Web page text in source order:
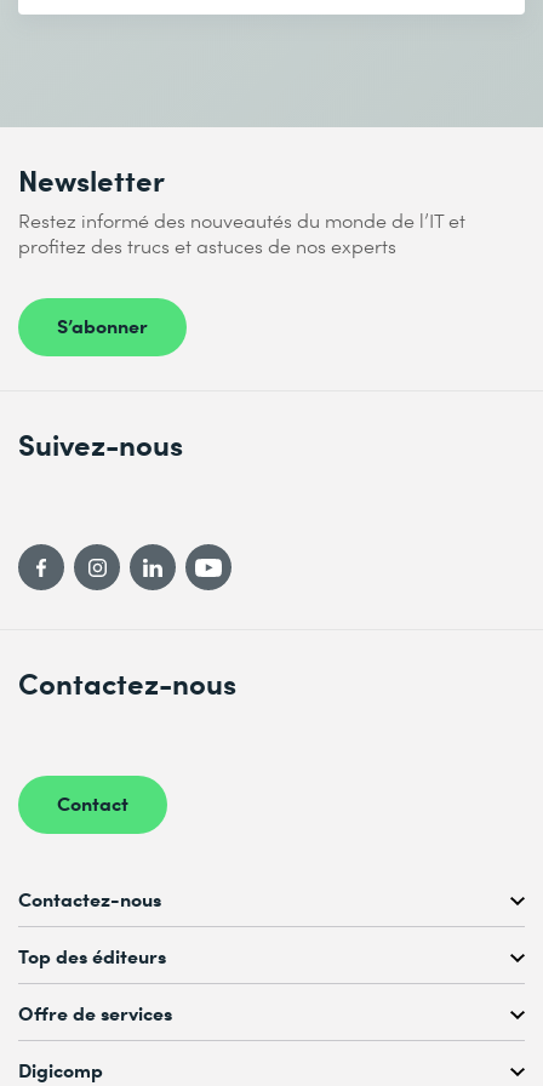
serverless
Fait partie des cours suivants
Developing Serverless Solutions on AWS – Formation
Newsletter
Restez informé des nouveautés du monde de l’IT et
profitez des trucs et astuces de nos experts
S’abonner
Contactez-nous
Contact
Suivez-nous
Contactez-nous
Conseil personnalisé au
022 738 80 80 ou 021 321 65 00
Top des éditeurs
Microsoft
VMware
Offre de services
Digicomp